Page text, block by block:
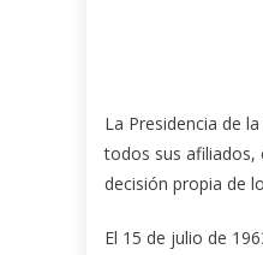
La Presidencia de
todos sus afiliados,
decisión propia de
El 15 de julio de